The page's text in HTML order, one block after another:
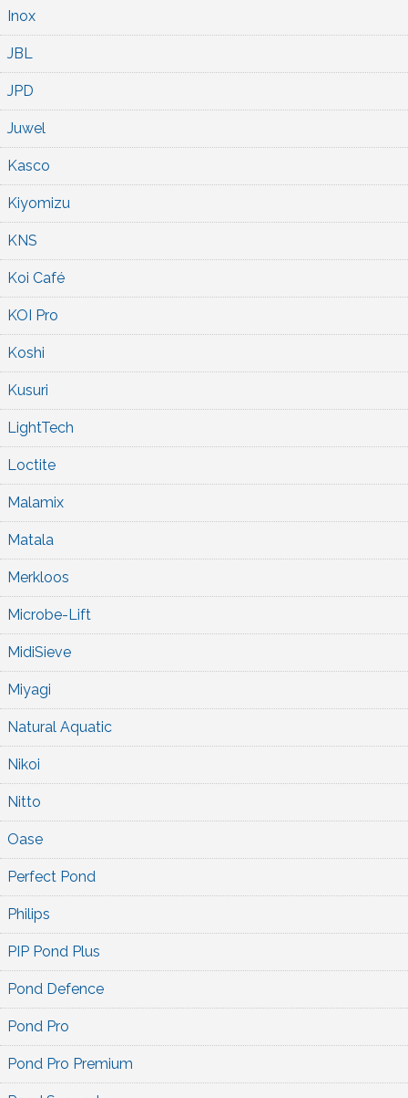
Inox
JBL
JPD
Juwel
Kasco
Kiyomizu
KNS
Koi Café
KOI Pro
Koshi
Kusuri
LightTech
Loctite
Malamix
Matala
Merkloos
Microbe-Lift
MidiSieve
Miyagi
Natural Aquatic
Nikoi
Nitto
Oase
Perfect Pond
Philips
PIP Pond Plus
Pond Defence
Pond Pro
Pond Pro Premium